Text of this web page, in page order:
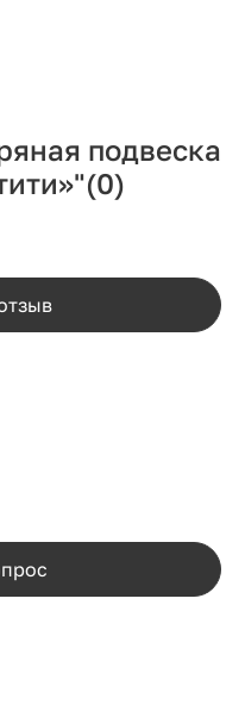
подвеска
(0)